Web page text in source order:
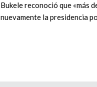
Bukele reconoció que «más
nuevamente la presidencia